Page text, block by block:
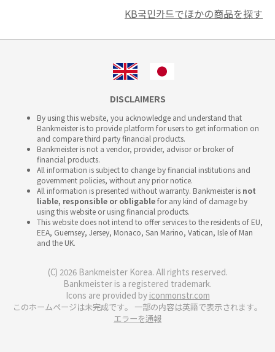
KB국민카드でほかの商品を探す
DISCLAIMERS
By using this website, you acknowledge and understand that
Bankmeister is to provide platform for users to get information on
and compare third party financial products.
Bankmeister is not a vendor, provider, advisor or broker of
financial products.
All information is subject to change by financial institutions and
government policies, without any prior notice.
All information is presented without warranty. Bankmeister is not
liable, responsible or obligablefor any kind of damage by
using this website or using financial products.
This website does not intend to offer services to the residents of EU,
EEA, Guernsey, Jersey, Monaco, San Marino, Vatican, Isle of Man
and the UK.
(C) 2026 Bankmeister Korea. All rights reserved.
Bankmeister is a registered trademark.
Icons are provided by iconmonstr.com
このホームページは未完成です。 一部の内容は英語で表示されます。
エラーを通報